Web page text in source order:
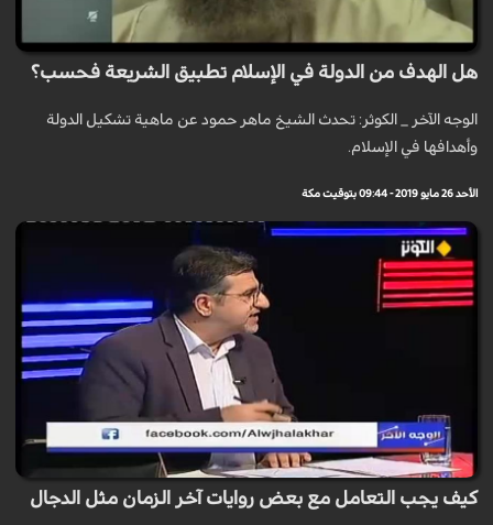
هل الهدف من الدولة في الإسلام تطبيق الشريعة فحسب؟
الوجه الآخر _ الكوثر: تحدث الشيخ ماهر حمود عن ماهية تشكيل الدولة
وأهدافها في الإسلام.
الأحد 26 مايو 2019 - 09:44 بتوقيت مكة
كيف يجب التعامل مع بعض روايات آخر الزمان مثل الدجال